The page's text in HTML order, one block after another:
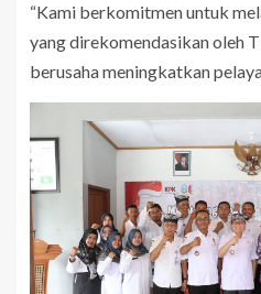
“Kami berkomitmen untuk
yang direkomendasikan oleh
berusaha meningkatkan